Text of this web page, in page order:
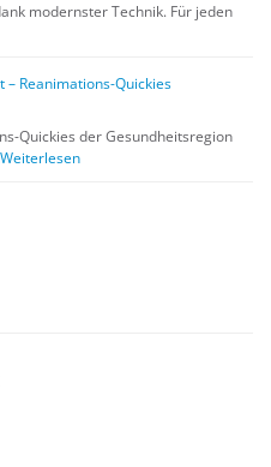
modernster Technik. Für jeden
Reanimations-Quickies
Quickies der Gesundheitsregion
Weiterlesen